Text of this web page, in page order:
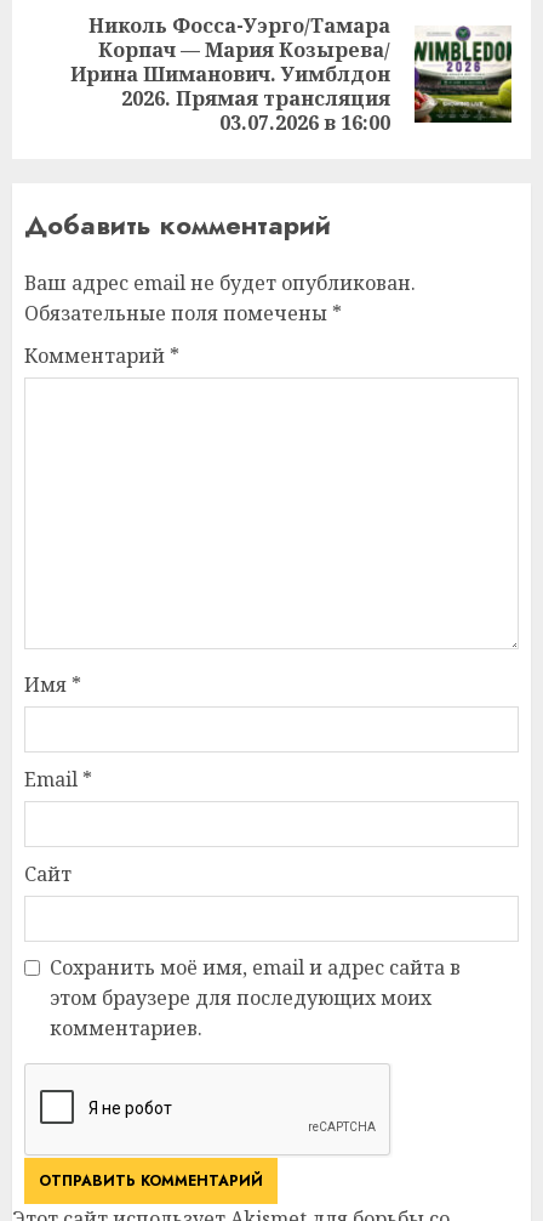
Следующая
Николь Фосса-Уэрго/Тамара
Корпач — Мария Козырева/
Ирина Шиманович. Уимблдон
2026. Прямая трансляция
03.07.2026 в 16:00
Добавить комментарий
Ваш адрес email не будет опубликован.
Обязательные поля помечены *
Комментарий *
Имя *
Email *
Сайт
Сохранить моё имя, email и адрес сайта в
этом браузере для последующих моих
комментариев.